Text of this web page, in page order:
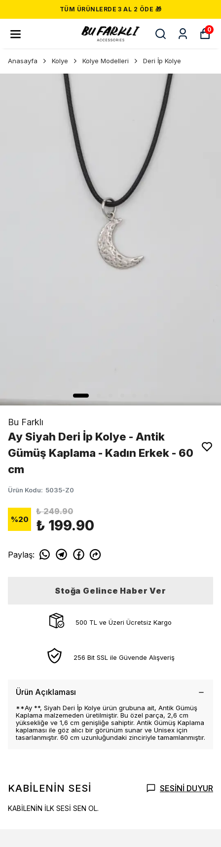
TÜM ÜRÜNLERDE 3 AL 2 ÖDE 🎁
0
Anasayfa Kolye Kolye Modelleri Deri İp Kolye
Bu Farklı
Ay Siyah Deri İp Kolye - Antik
Gümüş Kaplama - Kadın Erkek - 60
cm
Ürün Kodu: 5035-Z0
%20
₺ 249.90
₺ 199.90
Paylaş:
Stoğa Gelince Haber Ver
500 TL ve Üzeri Ücretsiz Kargo
256 Bit SSL ile Güvende Alışveriş
Ürün Açıklaması
**Ay **, Siyah Deri İp Kolye ürün grubuna ait, Antik Gümüş
Kaplama malzemeden üretilmiştir. Bu özel parça, 2,6 cm
yüksekliğe ve 1,6 cm genişliğe sahiptir. Antik Gümüş Kaplama
kaplaması ile göz alıcı bir görünüm sunar ve Unisex için
tasarlanmıştır. 60 cm uzunluğundaki zinciriyle tamamlanmıştır.
KABİLENİN SESİ SESİNİ DUYUR
KABİLENİN İLK SESİ SEN OL.